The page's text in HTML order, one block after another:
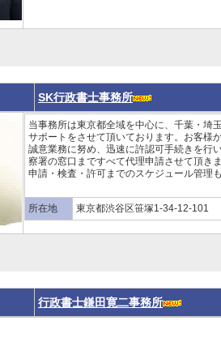
SK行政書士事務所
当事務所は東京都全域を中心に、千葉・埼
サポートをさせて頂いております。お客様
誠意業務に努め、迅速に許認可手続きを行
察署の窓口まですべて代理申請させて頂き
申請・検査・許可までのスケジュール管理
所在地 東京都渋谷区笹塚1-34-12-101
行政書士鎌田寛二事務所